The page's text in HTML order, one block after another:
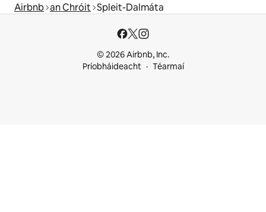
Airbnb an Chróit Spleit-Dalmáta
© 2026 Airbnb, Inc.
Príobháideacht
Téarmaí